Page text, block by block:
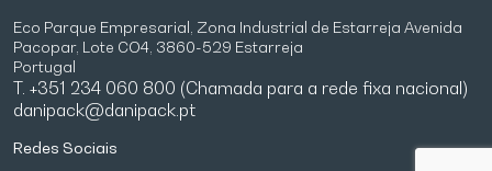
Eco Parque Empresarial, Zona Industrial de Estarreja Avenida
Pacopar, Lote CO4, 3860-529 Estarreja
Portugal
T. +351 234 060 800 (Chamada para a rede fixa nacional)
danipack@danipack.pt
Redes Sociais